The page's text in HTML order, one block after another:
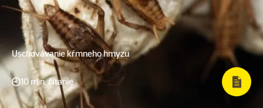
Uschovávanie kŕmneho hmyzu
10 min. čítanie